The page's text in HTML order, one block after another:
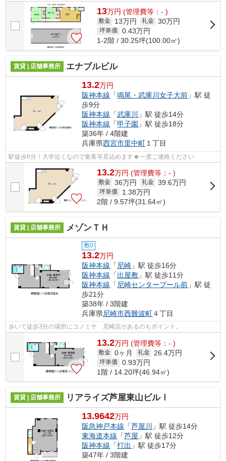
13万円 (管理費等：- )
敷金 13万円 礼金 30万円
坪単価 0.43万円
1-2階 / 30.25坪(100.00㎡)
賃貸 | 店舗事務所 エナブルビル
13.2万円
阪神本線 「鳴尾・武庫川女子大前 」駅 徒
歩9分
阪神本線 「武庫川
」駅 徒歩14分
阪神本線 「甲子園 」駅 徒歩18分
築36年 / 4階建
兵庫県西宮市里中町 １丁目
駅徒歩6分！大学近くなので集客等見込めます☻一度ご連絡ください
13.2万円 (管理費等：- )
敷金 36万円 礼金 39.6万円
坪単価 1.38万円
2階 / 9.57坪(31.64㎡)
賃貸 | 店舗事務所 メゾンＴＨ
敷0
13.2万円
阪神本線 「尼崎 」駅 徒歩16分
阪神本線 「出屋敷 」駅 徒歩11分
阪神本線 「尼崎センタープール前 」駅 徒
歩21分
築38年 / 3階建
兵庫県尼崎市西難波町４丁目
歩いて徒歩3分の場所にコノミヤ 尼崎店があるのもポイント。
13.2万円 (管理費等：- )
敷金 0ヶ月 礼金 26.4万円
坪単価 0.93万円
1階 / 14.20坪(46.94㎡)
賃貸 | 店舗事務所 リアライズ芦屋東山ビルⅠ
13.9642万円
阪急神戸本線 「芦屋川
」駅 徒歩14分
東海道本線 「芦屋 」駅 徒歩12分
阪神本線 「打出 」駅 徒歩17分
築47年 / 3階建